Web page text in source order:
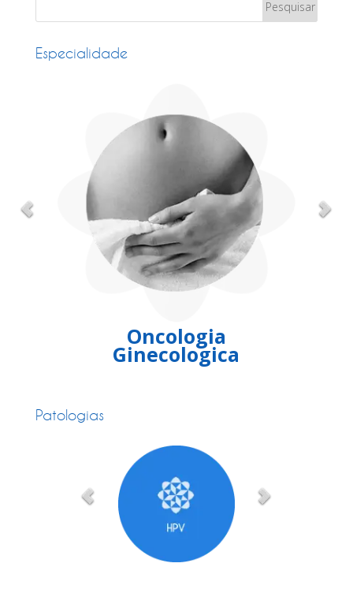
Especialidade
Oncologia
Ginecologica
Patologias